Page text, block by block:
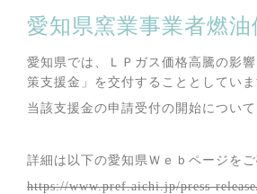
愛知県窯業事業者燃
愛知県では、ＬＰガス価格高騰の影
策支援金」を交付することとしていま
当該支援金の申請受付の開始につい
詳細は以下の愛知県Ｗｅｂページをご
https://www.pref.aichi.jp/press-